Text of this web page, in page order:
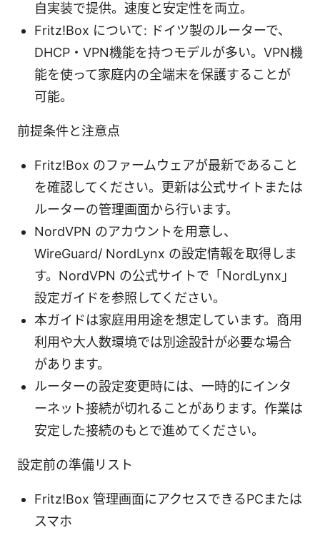
自実装で提供。速度と安定性を両立。
Fritz!Box について: ドイツ製のルーターで、
DHCP・VPN機能を持つモデルが多い。VPN機
能を使って家庭内の全端末を保護することが
可能。
前提条件と注意点
Fritz!Box のファームウェアが最新であること
を確認してください。更新は公式サイトまたは
ルーターの管理画面から行います。
NordVPN のアカウントを用意し、
WireGuard/ NordLynx の設定情報を取得しま
す。NordVPN の公式サイトで「NordLynx」
設定ガイドを参照してください。
本ガイドは家庭用用途を想定しています。商用
利用や大人数環境では別途設計が必要な場合
があります。
ルーターの設定変更時には、一時的にインタ
ーネット接続が切れることがあります。作業は
安定した接続のもとで進めてください。
設定前の準備リスト
Fritz!Box 管理画面にアクセスできるPCまたは
スマホ